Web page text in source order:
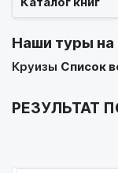
Наши туры на
Круизы Список
РЕЗУЛЬТАТ